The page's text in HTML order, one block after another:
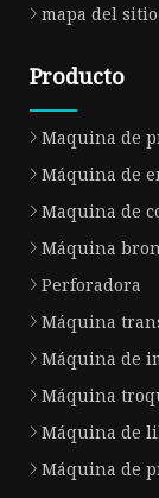
mapa del sitio
Producto
Maquina de
Máquina de
Maquina de
Máquina
Perforadora
Máquina
Máquina de
Máquina
Máquina de
Máquina de